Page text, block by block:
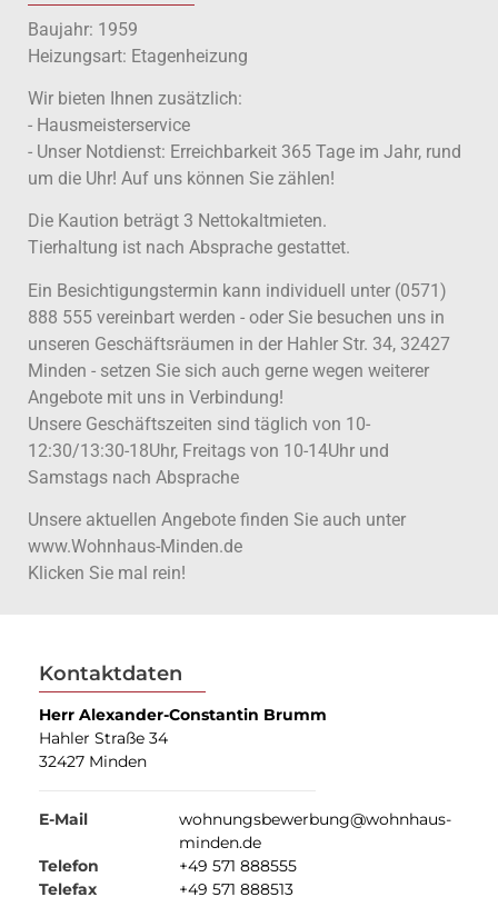
Baujahr: 1959
Heizungsart: Etagenheizung
Wir bieten Ihnen zusätzlich:
- Hausmeisterservice
- Unser Notdienst: Erreichbarkeit 365 Tage im Jahr, rund
um die Uhr! Auf uns können Sie zählen!
Die Kaution beträgt 3 Nettokaltmieten.
Tierhaltung ist nach Absprache gestattet.
Ein Besichtigungstermin kann individuell unter (0571)
888 555 vereinbart werden - oder Sie besuchen uns in
unseren Geschäftsräumen in der Hahler Str. 34, 32427
Minden - setzen Sie sich auch gerne wegen weiterer
Angebote mit uns in Verbindung!
Unsere Geschäftszeiten sind täglich von 10-
12:30/13:30-18Uhr, Freitags von 10-14Uhr und
Samstags nach Absprache
Unsere aktuellen Angebote finden Sie auch unter
www.Wohnhaus-Minden.de
Klicken Sie mal rein!
Kontaktdaten
Herr Alexander-Constantin Brumm
Hahler Straße 34
32427 Minden
E-Mail
wohnungsbewerbung@wohnhaus-
minden.de
Telefon
+49 571 888555
Telefax
+49 571 888513